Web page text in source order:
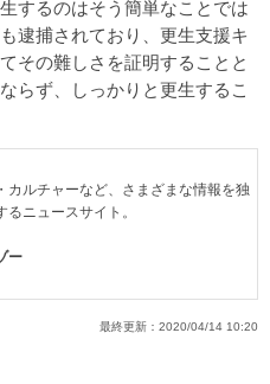
するのはそう簡単なことでは
逮捕されており、更生支援キ
その難しさを証明することと
らず、しっかりと更生するこ
カルチャーなど、さまざまな情報を独
ニュースサイト。
ー
最終更新： 2020/04/14 10:20